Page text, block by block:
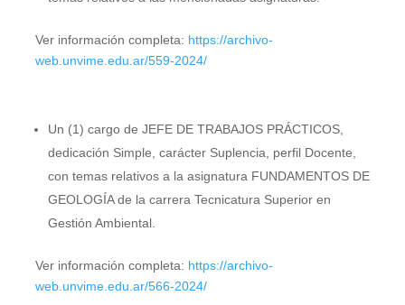
Ver información completa: https://archivo-
web.unvime.edu.ar/559-2024/
Un (1) cargo de JEFE DE TRABAJOS PRÁCTICOS,
dedicación Simple, carácter Suplencia, perfil Docente,
con temas relativos a la asignatura FUNDAMENTOS DE
GEOLOGÍA de la carrera Tecnicatura Superior en
Gestión Ambiental.
Ver información completa: https://archivo-
web.unvime.edu.ar/566-2024/